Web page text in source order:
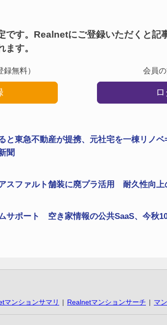
です。Realnetにご登録いただくと記
ます。
無料） 会員
と東急不動産が提携、元社宅を一棟リノ
聞
スファルト舗装に廃プラ活用 耐久性向
サポート 空き家情報の公共SaaS、今秋
マンションサマリ Realnetマンションサーチ マ